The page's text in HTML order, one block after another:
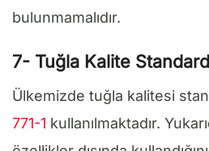
bulunmamalıdır.
7- Tuğla Kalite
Ülkemizde tuğla kalitesi
771-1 kullanılmaktadır.